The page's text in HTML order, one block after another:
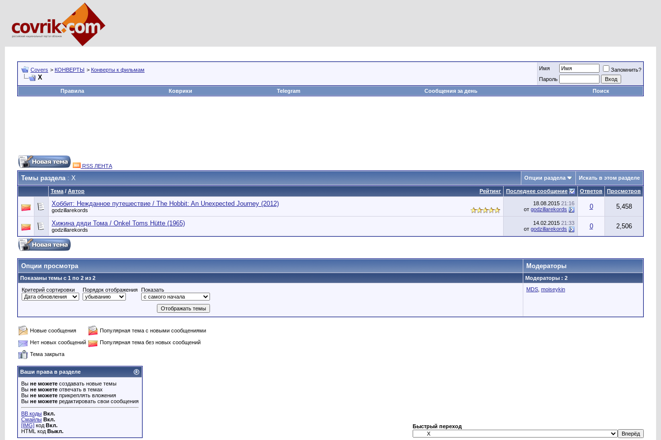
Covers > КОНВЕРТЫ > Конверты к фильмам
Х
Имя
Запомнить?
Пароль
Правила
Коврики Telegram Сообщения за день Поиск
RSS ЛЕНТА
Темы раздела: Х Опции раздела Искать в этом разделе
Рейтинг
Тема / Автор Последнее сообщение Ответов Просмотров
Хоббит: Нежданное путешествие / The Hobbit: An Unexpected Journey (2012)
godzillarekords
18.08.2015 21:16
от godzillarekords 0 5,458
Хижина дяди Тома / Onkel Toms Hütte (1965)
godzillarekords
14.02.2015 21:33
от godzillarekords 0 2,506
Опции просмотра Модераторы
Показаны темы с 1 по 2 из 2
Модераторы : 2
Критерий сортировки
Порядок отображения Показать MDS moiseykin
Новые сообщения
Популярная тема с новыми сообщениями
Нет новых сообщений
Популярная тема без новых сообщений
Тема закрыта
Ваши права в разделе
Вы не можете создавать новые темы
Вы не можете отвечать в темах
Вы не можете прикреплять вложения
Вы не можете редактировать свои сообщения
BB коды Вкл.
Смайлы Вкл.
[IMG] код Вкл.
HTML код Выкл.
Быстрый переход